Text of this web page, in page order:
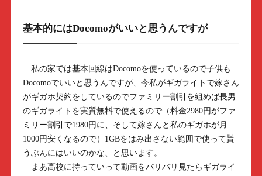
基本的にはDocomoがいいと思うんですが
私の家では基本回線はDocomoを使っているので子供も
Docomoでいいと思うんですが、今私がギガライトで嫁さん
がギガホ契約をしているのでファミリー割引を組めば長男
のギガライトを実質無料で使えるので（料金2980円がファ
ミリー割引で1980円に、そして嫁さんと私のギガホが月
1000円安くなるので）1GBをはみ出さない範囲で使って貰
うぶんにはいいのかな、と思います。
まあ高校に持っていって動画をバリバリ見たらギガライ